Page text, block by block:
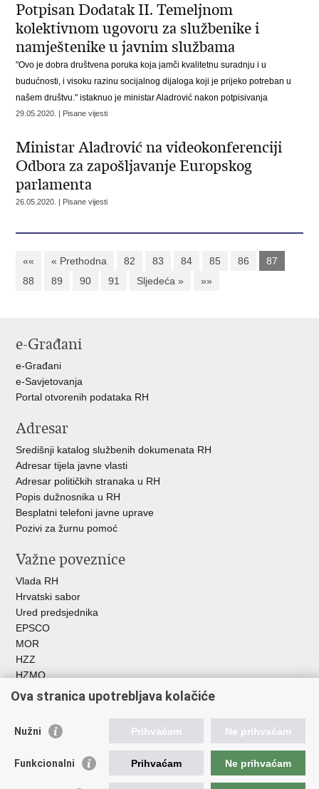
Potpisan Dodatak II. Temeljnom
kolektivnom ugovoru za službenike i
namještenike u javnim službama
"Ovo je dobra društvena poruka koja jamči kvalitetnu suradnju i u
budućnosti, i visoku razinu socijalnog dijaloga koji je prijeko potreban u
našem društvu." istaknuo je ministar Aladrović nakon potpisivanja
29.05.2020. | Pisane vijesti
Ministar Aladrović na videokonferenciji
Odbora za zapošljavanje Europskog
parlamenta
26.05.2020. | Pisane vijesti
«« « Prethodna 82 83 84 85 86
87
88
89 90 91 Sljedeća » »»
e-Građani
e-Građani
e-Savjetovanja
Portal otvorenih podataka RH
Adresar
Središnji katalog službenih dokumenata RH
Adresar tijela javne vlasti
Adresar političkih stranaka u RH
Popis dužnosnika u RH
Besplatni telefoni javne uprave
Pozivi za žurnu pomoć
Važne poveznice
Vlada RH
Hrvatski sabor
Ured predsjednika
EPSCO
MOR
HZZ
HZMO
REGOS
Hrvatski zavod za socijalni rad
Akademija socijalne skrbi - ASOSK
Obiteljski centar
AORT
Ova stranica upotrebljava kolačiće
Nužni Prihvaćam Ne prihvaćam
Funkcionalni Prihvaćam Ne prihvaćam